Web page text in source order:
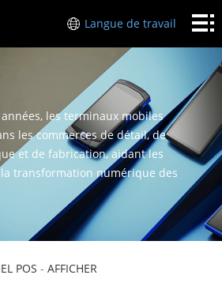
Langue de travail
les terminaux mobiles
les commerces de détail, de
et de fabrication, aidant les
transformation numérique des
POS -AFFICHER